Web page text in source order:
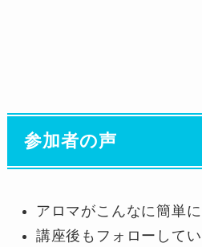
参加者の声
アロマがこんなに簡単
講座後もフォローして